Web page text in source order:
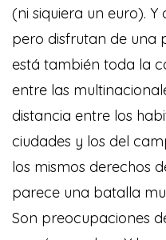
(ni siquiera un euro).
pero disfrutan de una
está también toda la
entre las
distancia entre los
ciudades y los del
los mismos derechos
parece una batalla
Son preocupaciones